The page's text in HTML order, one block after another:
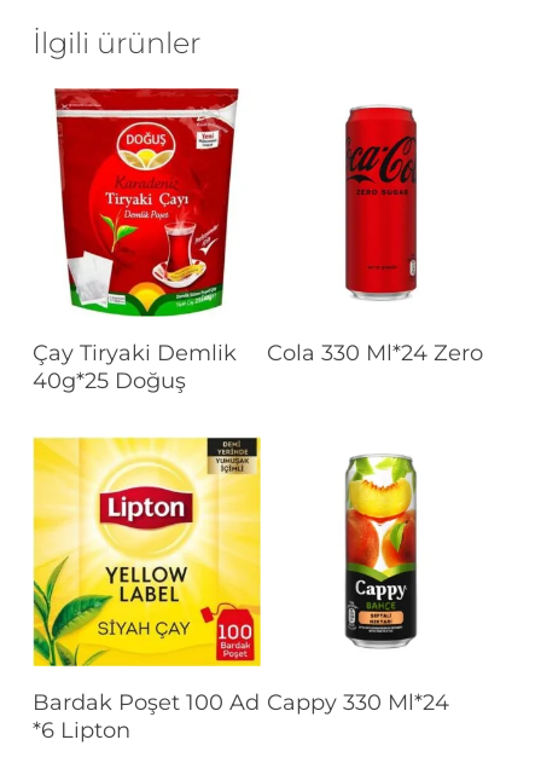
İlgili ürünler
Devamını Oku
Çay Tiryaki Demlik
40g*25 Doğuş
Devamını Oku
Cola 330 Ml*24 Zero
Devamını Oku
Bardak Poşet 100 Ad
*6 Lipton
Devamını Oku
Cappy 330 Ml*24